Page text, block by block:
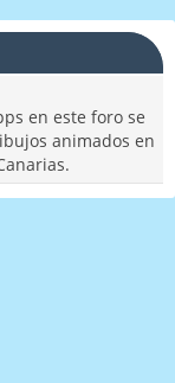
en este foro se
animados en